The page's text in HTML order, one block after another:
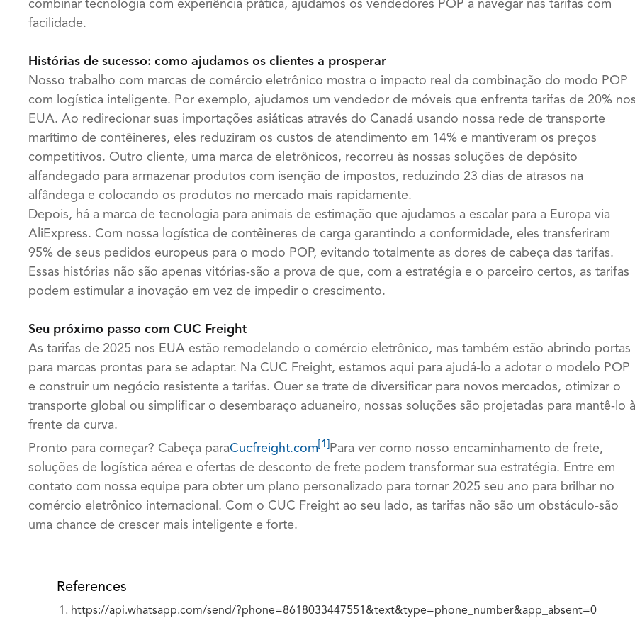
combinar tecnologia com experiência prática, ajudamos os vendedores POP a navegar nas tarifas com
facilidade.
Histórias de sucesso: como ajudamos os clientes a prosperar
Nosso trabalho com marcas de comércio eletrônico mostra o impacto real da combinação do modo POP
com logística inteligente. Por exemplo, ajudamos um vendedor de móveis que enfrenta tarifas de 20% nos
EUA. Ao redirecionar suas importações asiáticas através do Canadá usando nossa rede de transporte
marítimo de contêineres, eles reduziram os custos de atendimento em 14% e mantiveram os preços
competitivos. Outro cliente, uma marca de eletrônicos, recorreu às nossas soluções de depósito
alfandegado para armazenar produtos com isenção de impostos, reduzindo 23 dias de atrasos na
alfândega e colocando os produtos no mercado mais rapidamente.
Depois, há a marca de tecnologia para animais de estimação que ajudamos a escalar para a Europa via
AliExpress. Com nossa logística de contêineres de carga garantindo a conformidade, eles transferiram
95% de seus pedidos europeus para o modo POP, evitando totalmente as dores de cabeça das tarifas.
Essas histórias não são apenas vitórias-são a prova de que, com a estratégia e o parceiro certos, as tarifas
podem estimular a inovação em vez de impedir o crescimento.
Seu próximo passo com CUC Freight
As tarifas de 2025 nos EUA estão remodelando o comércio eletrônico, mas também estão abrindo portas
para marcas prontas para se adaptar. Na CUC Freight, estamos aqui para ajudá-lo a adotar o modelo POP
e construir um negócio resistente a tarifas. Quer se trate de diversificar para novos mercados, otimizar o
transporte global ou simplificar o desembaraço aduaneiro, nossas soluções são projetadas para mantê-lo à
frente da curva.
Pronto para começar? Cabeça paraCucfreight.com [1] Para ver como nosso encaminhamento de frete,
soluções de logística aérea e ofertas de desconto de frete podem transformar sua estratégia. Entre em
contato com nossa equipe para obter um plano personalizado para tornar 2025 seu ano para brilhar no
comércio eletrônico internacional. Com o CUC Freight ao seu lado, as tarifas não são um obstáculo-são
uma chance de crescer mais inteligente e forte.
References
https://api.whatsapp.com/send/?phone=8618033447551&text&type=phone_number&app_absent=0